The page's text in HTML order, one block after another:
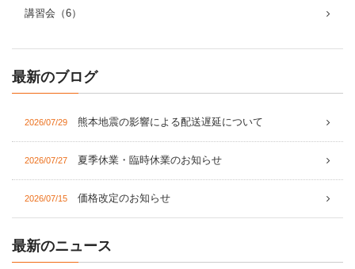
講習会（6）
最新のブログ
2026/07/29 熊本地震の影響による配送遅延について
2026/07/27 夏季休業・臨時休業のお知らせ
2026/07/15 価格改定のお知らせ
最新のニュース